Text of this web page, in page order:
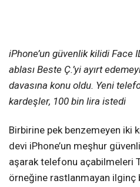
iPhone’un güvenlik kilidi Face
ablası Beste Ç.’yi ayırt
davasına konu oldu. Yeni
kardeşler, 100 bin lira istedi
Birbirine pek benzemeyen iki
devi iPhone’un meşhur
aşarak telefonu açabilmeleri
örneğine rastlanmayan ilginç